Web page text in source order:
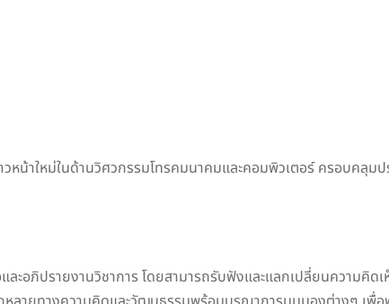
หน้าใหม่ในด้านวิศวกรรมโทรคมนาคมและคอมพิวเตอร์ ครอบคลุม
อภิปรายงานวิชาการ โดยสามารถรับฟังและแลกเปลี่ยนความคิด